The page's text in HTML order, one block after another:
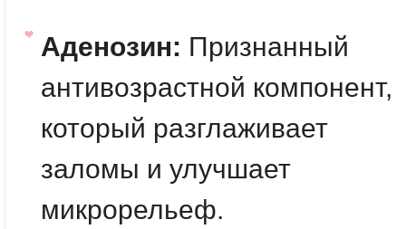
Аденозин: Признанный
антивозрастной компонент,
который разглаживает
заломы и улучшает
микрорельеф.